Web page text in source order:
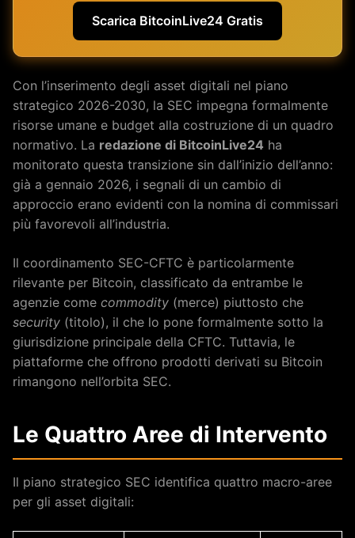
Scarica BitcoinLive24 Gratis
Con l’inserimento degli asset digitali nel piano
strategico 2026-2030, la SEC impegna formalmente
risorse umane e budget alla costruzione di un quadro
normativo. La redazione di BitcoinLive24 ha
monitorato questa transizione sin dall’inizio dell’anno:
già a gennaio 2026, i segnali di un cambio di
approccio erano evidenti con la nomina di commissari
più favorevoli all’industria.
Il coordinamento SEC-CFTC è particolarmente
rilevante per Bitcoin, classificato da entrambe le
agenzie come commodity (merce) piuttosto che
security (titolo), il che lo pone formalmente sotto la
giurisdizione principale della CFTC. Tuttavia, le
piattaforme che offrono prodotti derivati su Bitcoin
rimangono nell’orbita SEC.
Le Quattro Aree di Intervento
Il piano strategico SEC identifica quattro macro-aree
per gli asset digitali: